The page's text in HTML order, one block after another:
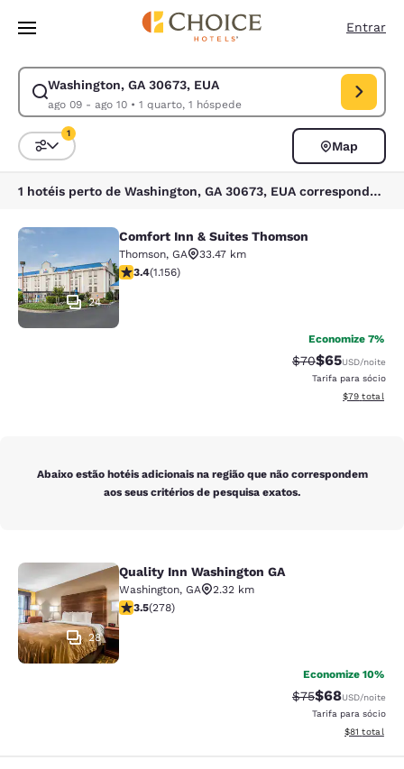
Pular Para Conteúdo Principal
Entrar
Washington, GA 30673, EUA
ago 09 - ago 10• 1 quarto, 1 hóspede
Modificar pesquisa para Washington, GA 30673, EUA. Data de check-
Classificar e filtrar
1
Map
1 hotéis perto de Washington, GA 30673, EUA correspondem aos seus filtros
Comfort Inn & Suites Thomson
24
Comfort Inn & Suites Thomson
Thomson, GA
33.47 km
classificação 3.37 estrelas. Bom. 1156 avaliações
3.4(1.156)
Economize 7%
Tarifa anterior
$70Tarifa com
$65USD/noite
Tarifa para sócio
Exibir
$79 total
Abaixo estão hotéis adicionais na região que não correspondem
aos seus critérios de pesquisa exatos.
Quality Inn Washington GA
28
Quality Inn Washington GA
Washington, GA
2.32 km
classificação 3.48 estrelas. Bom. 278 avaliações
3.5(278)
Economize 10%
Tarifa anterior
$75Tarifa com
$68USD/noite
Tarifa para sócio
Exibir
$81 total